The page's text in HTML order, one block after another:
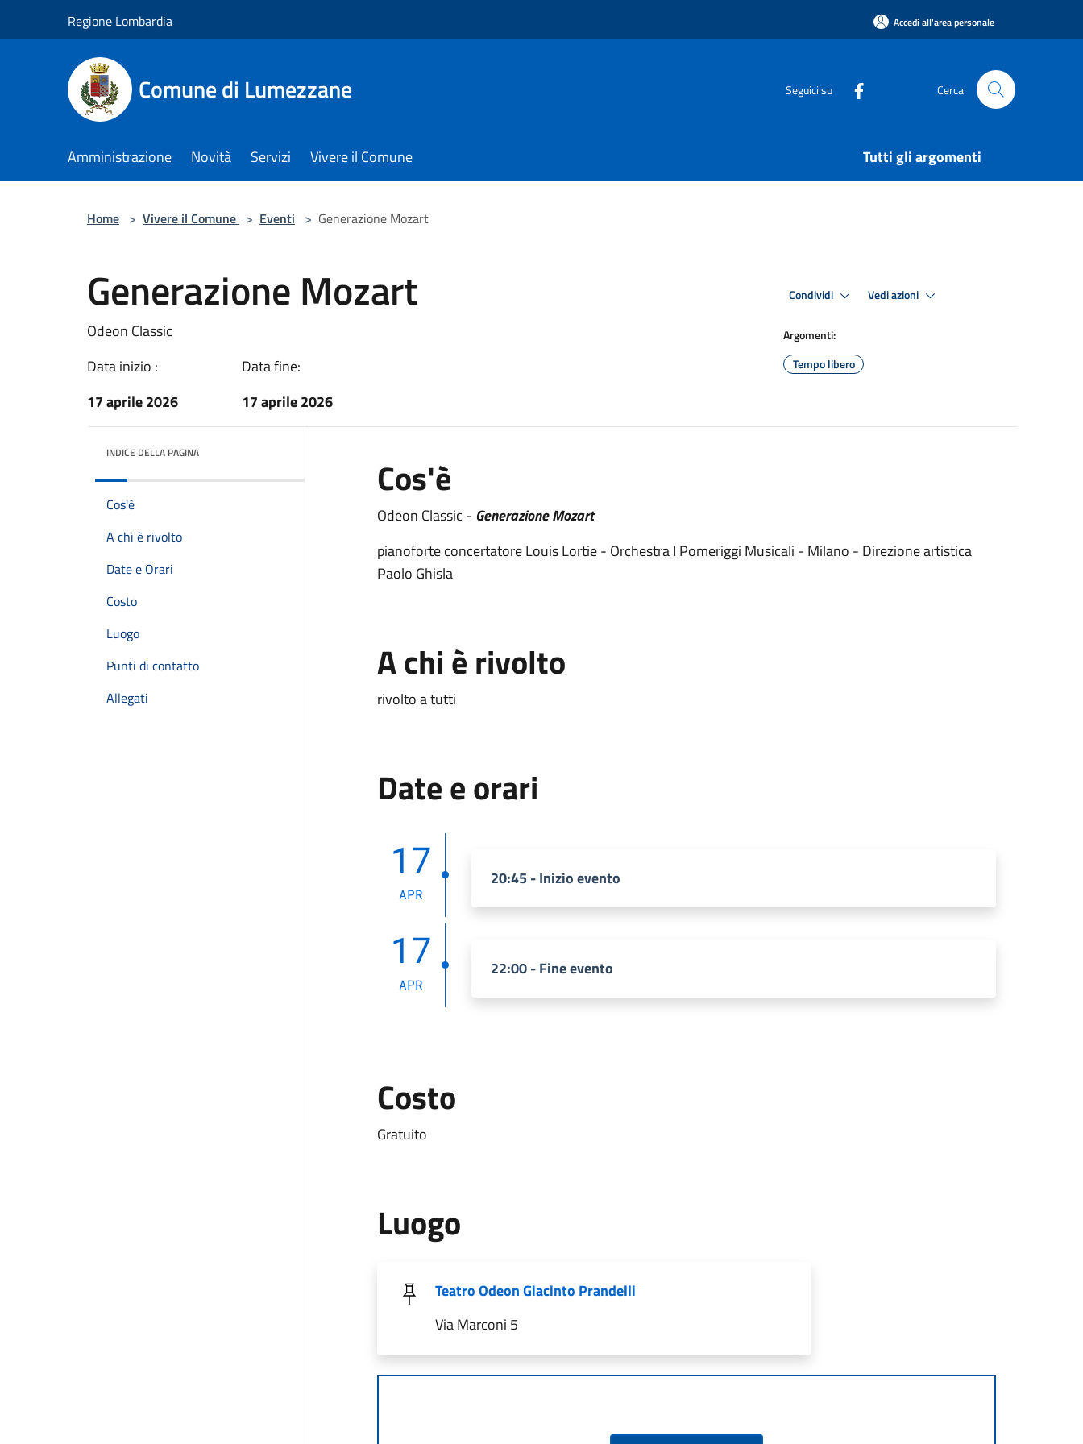
Regione Lombardia Accedi all'area personale
Comune di Lumezzane Seguici su Cerca
Amministrazione Novità Servizi Vivere il Comune Tutti gli argomenti
Home > Vivere il Comune > Eventi > Generazione Mozart
Generazione Mozart
Odeon Classic
Data inizio :
17 aprile 2026
Data fine:
17 aprile 2026
Condividi Vedi azioni
Argomenti:
Tempo libero
INDICE DELLA PAGINA
Cos'è
A chi è rivolto
Date e Orari
Costo
Luogo
Punti di contatto
Allegati
Cos'è
Odeon Classic - Generazione Mozart
pianoforte concertatore Louis Lortie - Orchestra I Pomeriggi Musicali - Milano - Direzione artistica
Paolo Ghisla
A chi è rivolto
rivolto a tutti
Date e orari
17
APR
20:45 - Inizio evento
17
APR
22:00 - Fine evento
Costo
Gratuito
Luogo
Teatro Odeon Giacinto Prandelli
Via Marconi 5